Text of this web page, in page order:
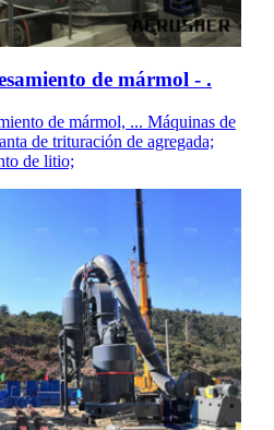
de mármol - .
de mármol, ... Máquinas de
de trituración de agregada;
de litio;